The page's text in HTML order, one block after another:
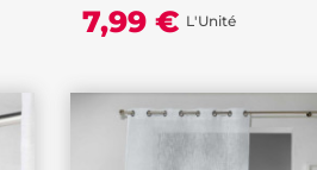
7,99 € L'Unité